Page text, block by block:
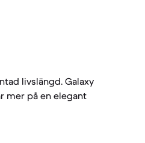
livslängd. Galaxy
mer på en elegant